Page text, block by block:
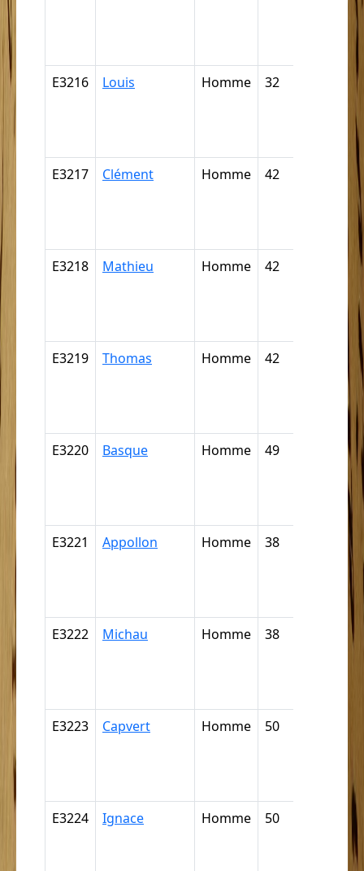
négresse,
négrillon,
E3216
Louis Homme 32
négrillon,
négritte
E3217
Clément Homme 42
négresse,
négrillon,
négritte
E3218
Mathieu Homme 42
négrillon,
négritte
E3219
Thomas Homme 42
négresse,
négrillon,
négritte
E3220
Basque Homme 49
négresse,
négrillon,
négritte
E3221
Appollon Homme 38
négresse,
négrillon,
négritte
E3222
Michau Homme 38
E3223
Capvert Homme 50
négritte
E3224
Ignace Homme 50
négresse,
négrillon,